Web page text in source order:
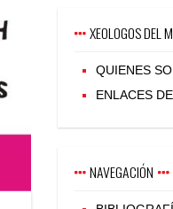
XEOLOGOS DEL
QUIENES
ENLACES
NAVEGACIÓN